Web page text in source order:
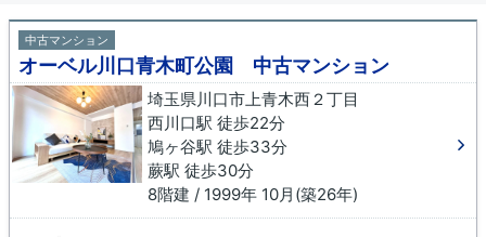
中古マンション
オーベル川口青木町公園 中古マンション
埼玉県川口市上青木西２丁目
西川口駅 徒歩22分
鳩ヶ谷駅 徒歩33分
蕨駅 徒歩30分
8階建 / 1999年 10月(築26年)